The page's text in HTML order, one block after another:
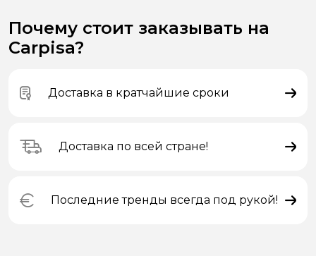
Почему стоит заказывать на
Carpisa?
Доставка в кратчайшие сроки
Доставка по всей стране!
Последние тренды всегда под рукой!